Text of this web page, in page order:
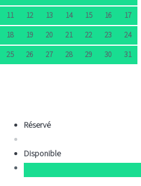
11
12 13 14 15 16
17
18
19 20 21 22 23
24
25
26 27 28 29 30 31
Réservé
Disponible